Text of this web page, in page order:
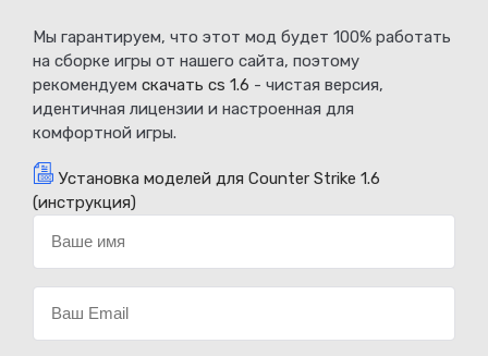
Мы гарантируем, что этот мод будет 100% работать
на сборке игры от нашего сайта, поэтому
рекомендуем скачать cs 1.6 - чистая версия,
идентичная лицензии и настроенная для
комфортной игры.
Установка моделей для Counter Strike 1.6
(инструкция)